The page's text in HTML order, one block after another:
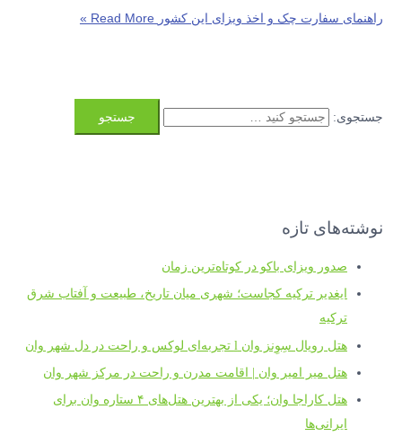
راهنمای سفارت چک و اخذ ویزای این کشور
جستجوی:
نوشته‌های تازه
صدور ویزای باکو در کوتاه‌ترین زمان
ایغدیر ترکیه کجاست؛ شهری میان تاریخ، طبیعت و آفتاب شرق
ترکیه
هتل رویال سِوِنز وان l تجربه‌ای لوکس و راحت در دل شهر وان
هتل میر امیر وان | اقامت مدرن و راحت در مرکز شهر وان
هتل کاراجا وان؛ یکی از بهترین هتل‌های ۴ ستاره وان برای
ایرانی‌ها